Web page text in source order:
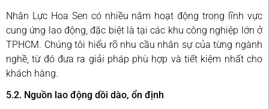
Nhân Lực Hoa Sen có nhiều năm hoạt động trong lĩnh vực
cung ứng lao động, đặc biệt là tại các khu công nghiệp lớn ở
TPHCM. Chúng tôi hiểu rõ nhu cầu nhân sự của từng ngành
nghề, từ đó đưa ra giải pháp phù hợp và tiết kiệm nhất cho
khách hàng.
5.2. Nguồn lao động dồi dào, ổn định